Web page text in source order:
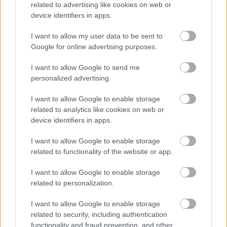
related to advertising like cookies on web or
device identifiers in apps.
I want to allow my user data to be sent to
Google for online advertising purposes.
I want to allow Google to send me
personalized advertising.
I want to allow Google to enable storage
related to analytics like cookies on web or
device identifiers in apps.
I want to allow Google to enable storage
related to functionality of the website or app.
I want to allow Google to enable storage
related to personalization.
I want to allow Google to enable storage
related to security, including authentication
functionality and fraud prevention, and other
hiszen ha mindhárom felvonást megnyeri, akkor
utoléri a 2024-ben és 2025-ben is 13-ig jutó
Toprak Razgatlıoğlut a sorozatban elért sikerek
számában. Ha pedig ehhez a szombati Superpole
megnyerését is hozzáteszi, akkor továbbra is
pályaeseményeken idén még senki nem győzte
Hogy ki tudja őt megszorítani? Nos,
hozzá a legközelebb, de valójában neki sem volt
sansza. A Ducati háza tájáról rajta kívül a Barni
egyik pilótája produkált biztató tempót, ám nem